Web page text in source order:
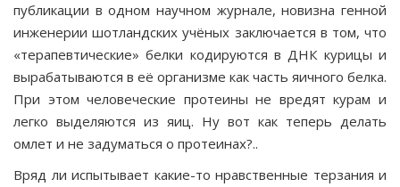
публикации в одном научном жур­нале, новизна генной
инженерии шотландских учёных за­ключается в том, что
«терапевтические» белки кодируют­ся в ДНК курицы и
вырабатываются в её организме как часть яичного белка.
При этом человеческие протеины не вредят курам и
легко выделяются из яиц. Ну вот как теперь делать
омлет и не задуматься о протеинах?..
Вряд ли испытывает какие-то нравственные терза­ния и